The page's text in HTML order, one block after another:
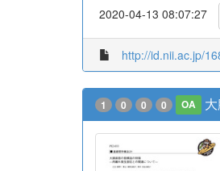
2020-04-13 08:07:27
http://id.nii.ac.jp/
1 0 0 0 OA